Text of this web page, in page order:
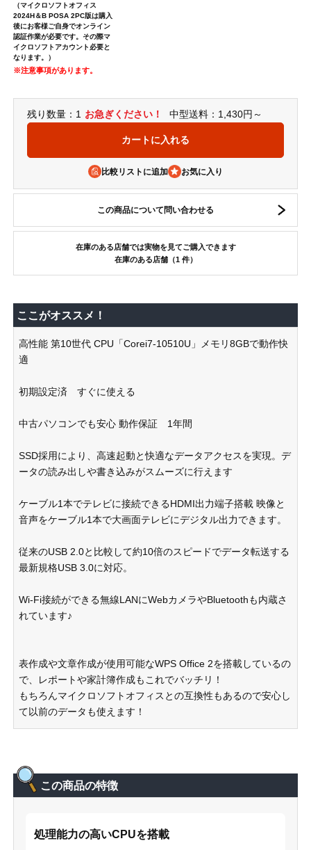
（マイクロソフトオフィス
2024H＆B POSA 2PC版は購入
後にお客様ご自身でオンライン
認証作業が必要です。その際マ
イクロソフトアカウント必要と
なります。）
※注意事項があります。
残り数量：1 お急ぎください！ 中型送料：1,430円～
比較リストに追加
この商品について問い合わせる
在庫のある店舗では実物を見てご購入できます
在庫のある店舗（1 件）
ここがオススメ！
高性能 第10世代 CPU「Corei7-10510U」メモリ8GBで動作快
適
初期設定済 すぐに使える
中古パソコンでも安心 動作保証 1年間
SSD採用により、高速起動と快適なデータアクセスを実現。デ
ータの読み出しや書き込みがスムーズに行えます
ケーブル1本でテレビに接続できるHDMI出力端子搭載 映像と
音声をケーブル1本で大画面テレビにデジタル出力できます。
従来のUSB 2.0と比較して約10倍のスピードでデータ転送する
最新規格USB 3.0に対応。
Wi-Fi接続ができる無線LANにWebカメラやBluetoothも内蔵さ
れています♪
表作成や文章作成が使用可能なWPS Office 2を搭載しているの
で、レポートや家計簿作成もこれでバッチリ！
もちろんマイクロソフトオフィスとの互換性もあるので安心し
て以前のデータも使えます！
この商品の特徴
処理能力の高いCPUを搭載